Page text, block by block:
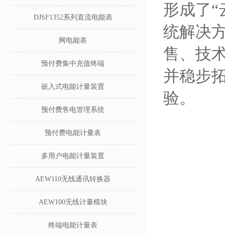
DJSF1352系列直流电能表
网电能表
预付费集中充值终端
嵌入式电能计量装置
预付费售电管理系统
预付费电能计量表
多用户电能计量装置
AEW110无线通讯转换器
AEW100无线计量模块
终端电能计量表
形成了“
统解决
售、技
并稳步
验。